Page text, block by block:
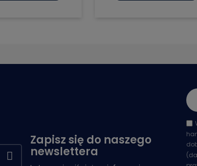
podgląd Szybki podgląd
Zapisz się do naszego
newslettera